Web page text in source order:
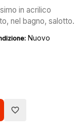
in acrilico
nel bagno, salotto.
Nuovo
favorite_border